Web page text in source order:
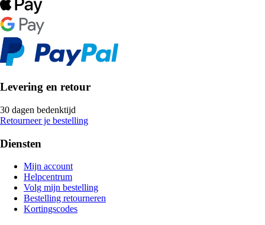
Levering en retour
30 dagen bedenktijd
Retourneer je bestelling
Diensten
Mijn account
Helpcentrum
Volg mijn bestelling
Bestelling retourneren
Kortingscodes